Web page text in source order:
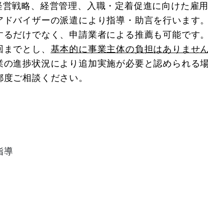
戦略、経営管理、入職・定着促進に向けた雇
バイザーの派遣により指導・助言を行います
だけでなく、申請業者による推薦も可能です
でとし、 基本的に事業主体の負担はありませ
進捗状況により追加実施が必要と認められる
ご相談ください。
導